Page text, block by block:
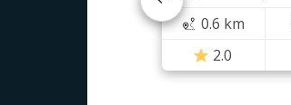
0.6 km
2.0